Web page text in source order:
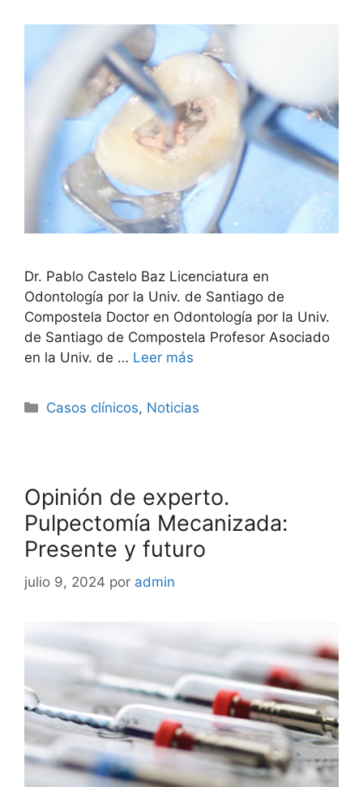
Dr. Pablo Castelo Baz Licenciatura en
Odontología por la Univ. de Santiago de
Compostela Doctor en Odontología por la Univ.
de Santiago de Compostela Profesor Asociado
en la Univ. de … Leer más
Casos clínicos, Noticias
Opinión de experto.
Pulpectomía Mecanizada:
Presente y futuro
julio 9, 2024 por admin